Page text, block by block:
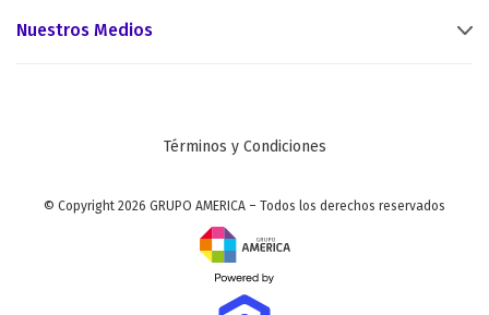
Nuestros Medios
Términos y Condiciones
© Copyright 2026 GRUPO AMERICA – Todos los derechos reservados